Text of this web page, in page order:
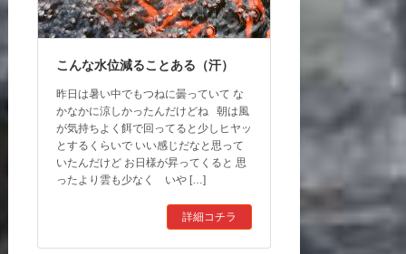
こんな水位減ることある（汗）
昨日は暑い中でもつねに曇っていて な
かなかに涼しかったんだけどね 朝は風
が気持ちよく餌で回ってると少しヒヤッ
とするくらいで いい感じだなと思って
いたんだけど お日様が昇ってくると 思
ったより雲も少なく いや […]
詳細コチラ